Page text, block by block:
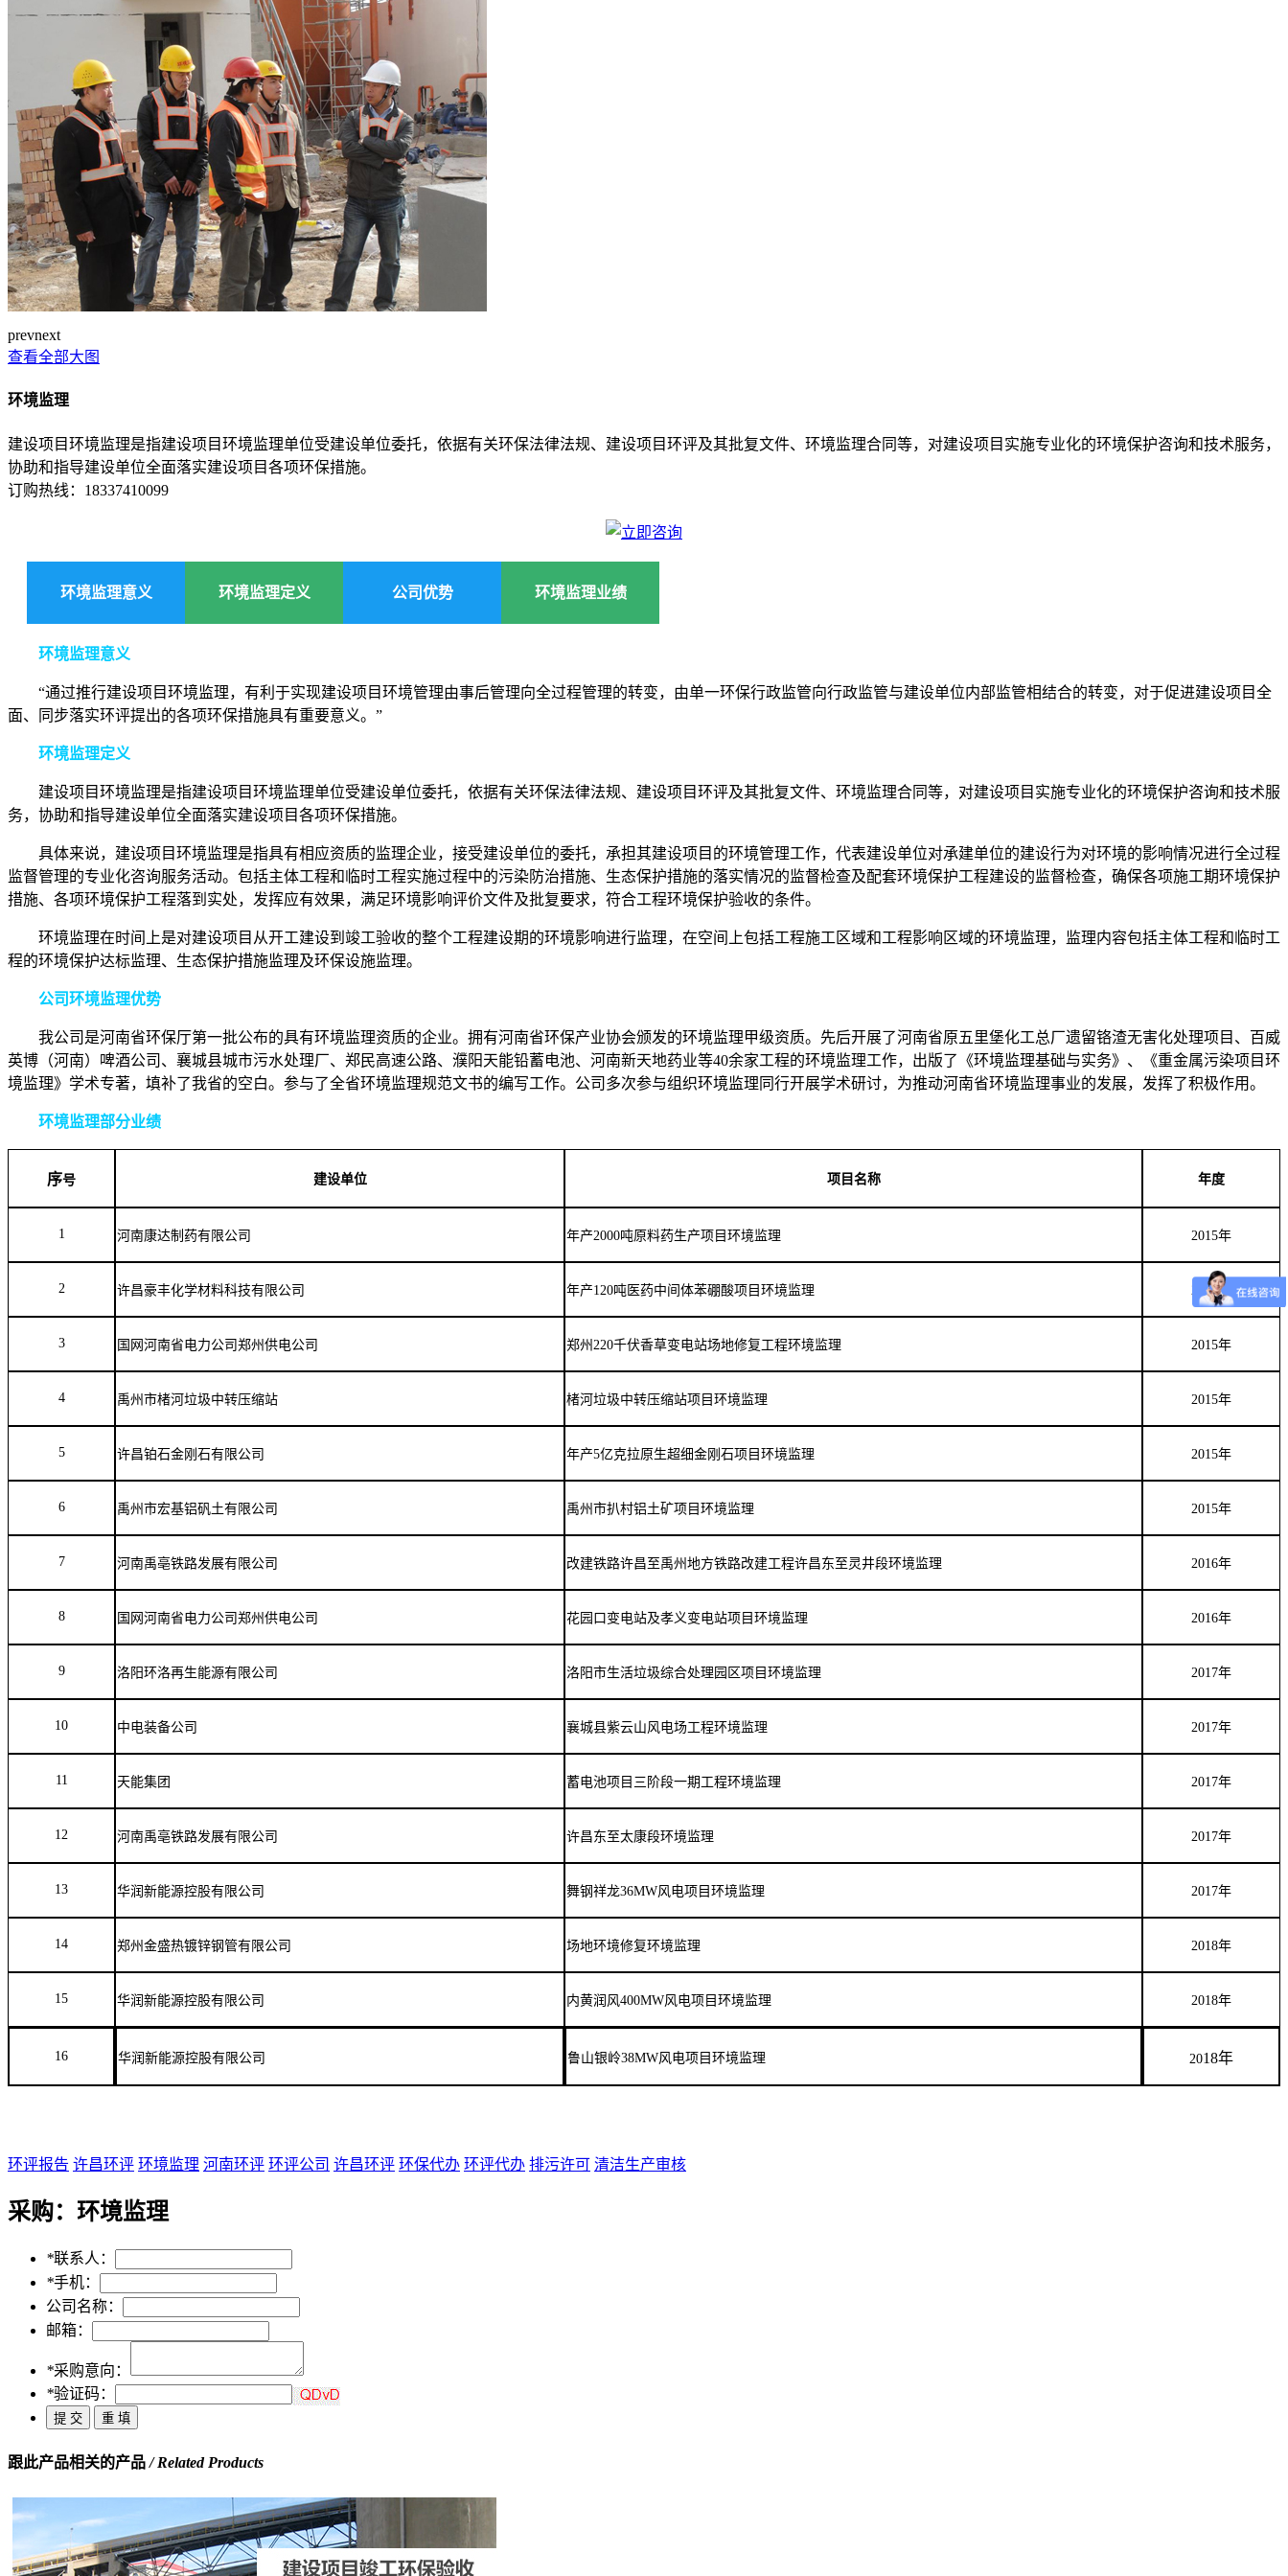
prevnext
查看全部大图
环境监理
建设项目环境监理是指建设项目环境监理单位受建设单位委托，依据有关环保法律法规、建设项目环评及其批复文件、环境监理合同等，对建设项目实施专业化的环境保护咨询和技术服务，
协助和指导建设单位全面落实建设项目各项环保措施。
订购热线： 18337410099
环境监理意义 环境监理定义 公司优势 环境监理业绩
环境监理意义
“通过推行建设项目环境监理，有利于实现建设项目环境管理由事后管理向全过程管理的转变，由单一环保行政监管向行政监管与建设单位内部监管相结合的转变，对于促进建设项目全
面、同步落实环评提出的各项环保措施具有重要意义。”
环境监理定义
建设项目环境监理是指建设项目环境监理单位受建设单位委托，依据有关环保法律法规、建设项目环评及其批复文件、环境监理合同等，对建设项目实施专业化的环境保护咨询和技术服
务，协助和指导建设单位全面落实建设项目各项环保措施。
具体来说，建设项目环境监理是指具有相应资质的监理企业，接受建设单位的委托，承担其建设项目的环境管理工作，代表建设单位对承建单位的建设行为对环境的影响情况进行全过程
监督管理的专业化咨询服务活动。包括主体工程和临时工程实施过程中的污染防治措施、生态保护措施的落实情况的监督检查及配套环境保护工程建设的监督检查，确保各项施工期环境保护
措施、各项环境保护工程落到实处，发挥应有效果，满足环境影响评价文件及批复要求，符合工程环境保护验收的条件。
环境监理在时间上是对建设项目从开工建设到竣工验收的整个工程建设期的环境影响进行监理，在空间上包括工程施工区域和工程影响区域的环境监理，监理内容包括主体工程和临时工
程的环境保护达标监理、生态保护措施监理及环保设施监理。
公司环境监理优势
我公司是河南省环保厅第一批公布的具有环境监理资质的企业。 拥有河南省环保产业协会颁发的环境监理甲级资质。 先后开展了河南省原五里堡化工总厂遗留铬渣无害化处理项目、百威
英博（河南）啤酒公司、襄城县城市污水处理厂、郑民高速公路、濮阳天能铅蓄电池、河南新天地药业等40余家工程的环境监理工作，出版了《环境监理基础与实务》、《重金属污染项目环
境监理》学术专著，填补了我省的空白。参与了全省环境监理规范文书的编写工作。公司多次参与组织环境监理同行开展学术研讨，为推动河南省环境监理事业的发展，发挥了积极作用。
环境监理部分业绩
序号 建设单位 项目名称 年度
1 河南康达制药有限公司 年产2000吨原料药生产项目环境监理 2015年
2 许昌豪丰化学材料科技有限公司 年产120吨医药中间体苯硼酸项目环境监理 2015年
3 国网河南省电力公司郑州供电公司 郑州 220千伏香草变电站场地修复工程环境监理 2015年
4 禹州市楮河垃圾中转压缩站 楮河垃圾中转压缩站项目环境监理 2015年
5 许昌铂石金刚石有限公司 年产5亿克拉原生超细金刚石项目环境监理 2015年
6 禹州市宏基铝矾土有限公司 禹州市扒村铝土矿项目环境监理 2015年
7 河南禹亳铁路发展有限公司 改建铁路许昌至禹州地方铁路改建工程许昌东至灵井段环境监理 2016年
8 国网河南省电力公司郑州供电公司 花园口变电站及孝义变电站项目环境监理 2016年
9 洛阳环洛再生能源有限公司 洛阳市生活垃圾综合处理园区项目环境监理 2017年
10 中电装备公司 襄城县紫云山风电场工程环境监理 2017年
11 天能集团 蓄电池项目三阶段一期工程环境监理 2017年
12 河南禹亳铁路发展有限公司 许昌东至太康段环境监理 2017年
13 华润新能源控股有限公司 舞钢祥龙36MW风电项目环境监理 2017年
14 郑州金盛热镀锌钢管有限公司 场地环境修复环境监理 2018年
15 华润新能源控股有限公司 内黄润风400MW风电项目环境监理 2018年
16 华润新能源控股有限公司 鲁山银岭38MW风电项目环境监理 2018年
环评报告 许昌环评 环境监理 河南环评 环评公司 许昌环评 环保代办 环评代办 排污许可 清洁生产审核
采购： 环境监理
*联系人：
*手机：
公司名称：
邮箱：
*采购意向：
*验证码：
跟此产品相关的产品/ Related Products